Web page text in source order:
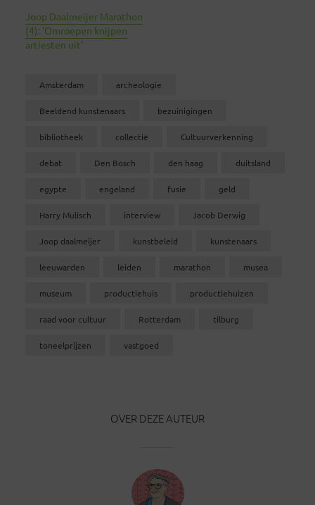
Joop Daalmeijer Marathon
(4): ‘Omroepen knijpen
artiesten uit’
Amsterdam archeologie
Beeldend kunstenaars bezuinigingen
bibliotheek collectie Cultuurverkenning
debat Den Bosch den haag duitsland
egypte engeland fusie geld
Harry Mulisch interview Jacob Derwig
Joop daalmeijer kunstbeleid kunstenaars
leeuwarden leiden marathon musea
museum productiehuis productiehuizen
raad voor cultuur Rotterdam tilburg
toneelprijzen vastgoed
OVER DEZE AUTEUR